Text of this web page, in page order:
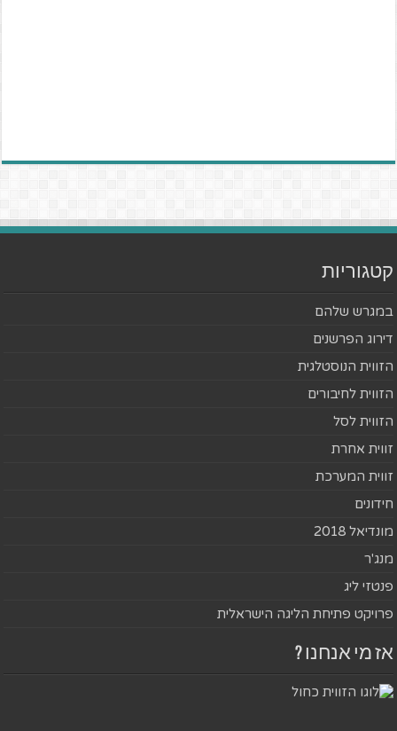
קטגוריות
במגרש שלהם
דירוג הפרשנים
הזווית הנוסטלגית
הזווית לחיבורים
הזווית לסל
זווית אחרת
זווית המערכת
חידונים
מונדיאל 2018
מנג'ר
פנטזי ליג
פרויקט פתיחת הליגה הישראלית
אז מי אנחנו ?